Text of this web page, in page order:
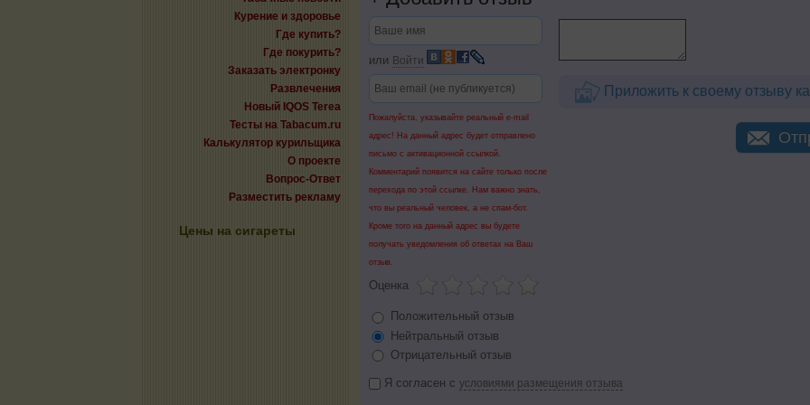
Курение и здоровье
Где купить?
Где покурить?
Заказать электронку
Развлечения
Новый IQOS Terea
Тесты на Tabacum.ru
Калькулятор курильщика
О проекте
Вопрос-Ответ
Разместить рекламу
Цены на сигареты
или Войти
Пожалуйста, указывайте реальный e-mail
адрес! На данный адрес будет отправлено
письмо с активационной ссылкой.
Комментарий появится на сайте только после
перехода по этой ссылке. Нам важно знать,
что вы реальный человек, а не спам-бот.
Кроме того на данный адрес вы будете
получать уведомления об ответах на Ваш
отзыв.
Оценка
Положительный отзыв
Нейтральный отзыв
Отрицательный отзыв
Приложить к своему отзыву
Я согласен с условиями размещения отзыва